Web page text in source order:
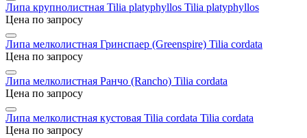
Липа крупнолистная Tilia platyphyllos Tilia platyphyllos
Цена по запросу
Липа мелколистная Гринспаер (Greenspire) Tilia cordata
Цена по запросу
Липа мелколистная Ранчо (Rancho) Tilia cordata
Цена по запросу
Липа мелколистная кустовая Tilia cordata Tilia cordata
Цена по запросу